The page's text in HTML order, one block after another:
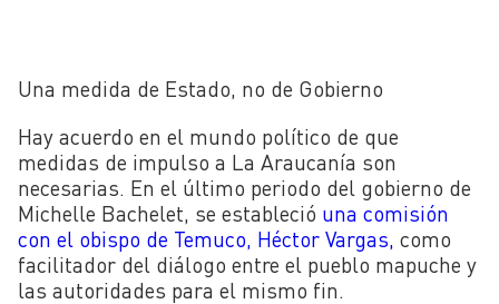
Una medida de Estado, no de Gobierno
Hay acuerdo en el mundo político de que
medidas de impulso a La Araucanía son
necesarias. En el último periodo del gobierno de
Michelle Bachelet, se estableció una comisión
con el obispo de Temuco, Héctor Vargas, como
facilitador del diálogo entre el pueblo mapuche y
las autoridades para el mismo fin.